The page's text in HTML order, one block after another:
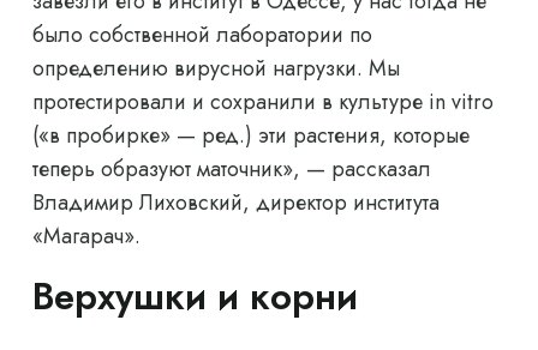
было собственной лаборатории по
определению вирусной нагрузки. Мы
протестировали и сохранили в культуре in vitro
(«в пробирке» — ред.) эти растения, которые
теперь образуют маточник», — рассказал
Владимир Лиховский, директор института
«Магарач».
Верхушки и корни